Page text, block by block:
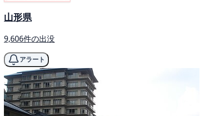
山形県
9,606件の出没
アラート